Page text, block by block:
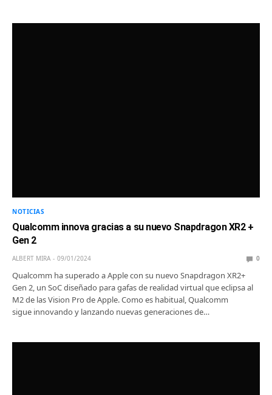
NOTICIAS
Qualcomm innova gracias a su nuevo Snapdragon XR2 +
Gen 2
ALBERT MIRA 09/01/2024 0
Qualcomm ha superado a Apple con su nuevo Snapdragon XR2+
Gen 2, un SoC diseñado para gafas de realidad virtual que eclipsa al
M2 de las Vision Pro de Apple. Como es habitual, Qualcomm
sigue innovando y lanzando nuevas generaciones de…